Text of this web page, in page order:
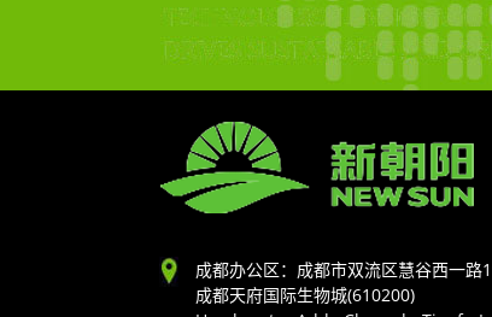
成都办公区：成都市双流区慧谷西一路
成都天府国际生物城(610200)